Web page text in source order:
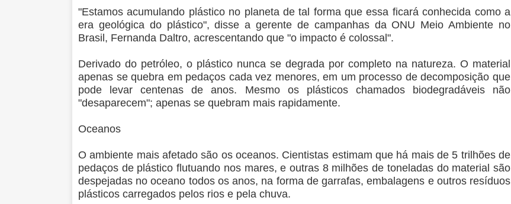
"Estamos acumulando plástico no planeta de tal forma que essa ficará conhecida como a
era geológica do plástico", disse a gerente de campanhas da ONU Meio Ambiente no
Brasil, Fernanda Daltro, acrescentando que "o impacto é colossal".
Derivado do petróleo, o plástico nunca se degrada por completo na natureza. O material
apenas se quebra em pedaços cada vez menores, em um processo de decomposição que
pode levar centenas de anos. Mesmo os plásticos chamados biodegradáveis não
"desaparecem"; apenas se quebram mais rapidamente.
Oceanos
O ambiente mais afetado são os oceanos. Cientistas estimam que há mais de 5 trilhões de
pedaços de plástico flutuando nos mares, e outras 8 milhões de toneladas do material são
despejadas no oceano todos os anos, na forma de garrafas, embalagens e outros resíduos
plásticos carregados pelos rios e pela chuva.